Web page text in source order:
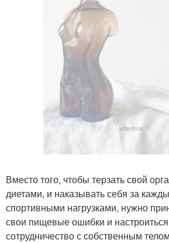
Вместо того, чтобы терзать свой
диетами, и наказывать себя за
спортивными нагрузками, нужно
свои пищевые ошибки и
сотрудничество с собственным